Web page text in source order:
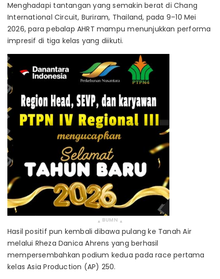
Menghadapi tantangan yang semakin berat di Chang
International Circuit, Buriram, Thailand, pada 9–10 Mei
2026, para pebalap AHRT mampu menunjukkan performa
impresif di tiga kelas yang diikuti.
▴ BUMN ▴
Hasil positif pun kembali dibawa pulang ke Tanah Air
melalui Rheza Danica Ahrens yang berhasil
mempersembahkan podium kedua pada race pertama
kelas Asia Production (AP) 250.